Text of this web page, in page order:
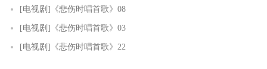
[电视剧]《悲伤时唱首歌》08
[电视剧]《悲伤时唱首歌》03
[电视剧]《悲伤时唱首歌》22